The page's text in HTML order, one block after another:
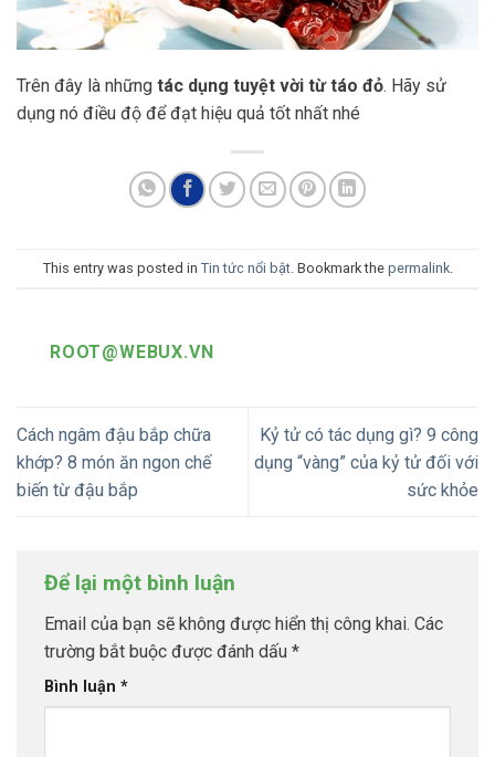
Trên đây là những tác dụng tuyệt vời từ táo đỏ. Hãy sử
dụng nó điều độ để đạt hiệu quả tốt nhất nhé
This entry was posted in Tin tức nổi bật. Bookmark the permalink.
ROOT@WEBUX.VN
Cách ngâm đậu bắp chữa
khớp? 8 món ăn ngon chế
biến từ đậu bắp
Kỷ tử có tác dụng gì? 9 công
dụng “vàng” của kỷ tử đối với
sức khỏe
Để lại một bình luận
Email của bạn sẽ không được hiển thị công khai. Các
trường bắt buộc được đánh dấu *
Bình luận *